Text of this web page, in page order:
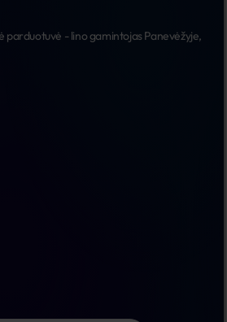
parduotuvė - lino gamintojas Panevėžyje,